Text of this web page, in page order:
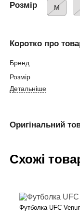
Розмір M
Коротко про
Бренд
Розмір
Детальніше
Оригінальний
Схожі
Футболка UFC